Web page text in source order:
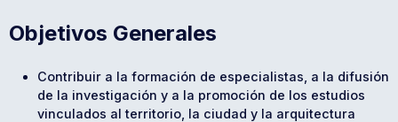
Objetivos Generales
Contribuir a la formación de especialistas, a la difusión
de la investigación y a la promoción de los estudios
vinculados al territorio, la ciudad y la arquitectura